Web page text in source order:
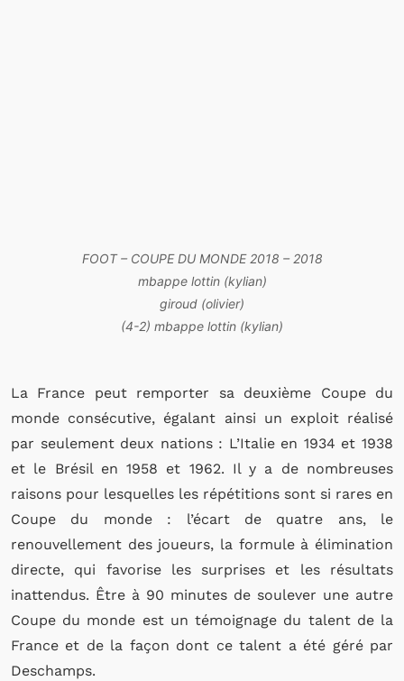
FOOT – COUPE DU MONDE 2018 – 2018
mbappe lottin (kylian)
giroud (olivier)
(4-2) mbappe lottin (kylian)
La France peut remporter sa deuxième Coupe du
monde consécutive, égalant ainsi un exploit réalisé
par seulement deux nations : L’Italie en 1934 et 1938
et le Brésil en 1958 et 1962. Il y a de nombreuses
raisons pour lesquelles les répétitions sont si rares en
Coupe du monde : l’écart de quatre ans, le
renouvellement des joueurs, la formule à élimination
directe, qui favorise les surprises et les résultats
inattendus. Être à 90 minutes de soulever une autre
Coupe du monde est un témoignage du talent de la
France et de la façon dont ce talent a été géré par
Deschamps.